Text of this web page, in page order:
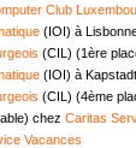
Club
(IOI) à
(CIL) (1ère
(IOI) à Kapstadt
(CIL) (4ème
chez Caritas
Vacances